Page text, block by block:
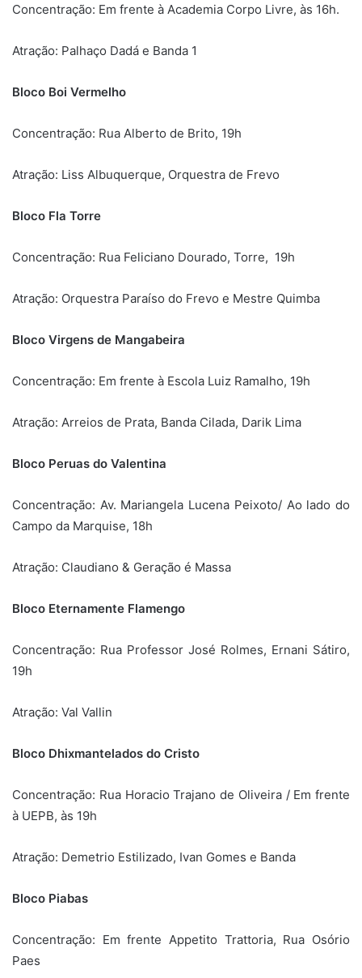
Concentração: Em frente à Academia Corpo Livre, às 16h.
Atração: Palhaço Dadá e Banda 1
Bloco Boi Vermelho
Concentração: Rua Alberto de Brito, 19h
Atração: Liss Albuquerque, Orquestra de Frevo
Bloco Fla Torre
Concentração: Rua Feliciano Dourado, Torre, 19h
Atração: Orquestra Paraíso do Frevo e Mestre Quimba
Bloco Virgens de Mangabeira
Concentração: Em frente à Escola Luiz Ramalho, 19h
Atração: Arreios de Prata, Banda Cilada, Darik Lima
Bloco Peruas do Valentina
Concentração: Av. Mariangela Lucena Peixoto/ Ao lado do
Campo da Marquise, 18h
Atração: Claudiano & Geração é Massa
Bloco Eternamente Flamengo
Concentração: Rua Professor José Rolmes, Ernani Sátiro,
19h
Atração: Val Vallin
Bloco Dhixmantelados do Cristo
Concentração: Rua Horacio Trajano de Oliveira / Em frente
à UEPB, às 19h
Atração: Demetrio Estilizado, Ivan Gomes e Banda
Bloco Piabas
Concentração: Em frente Appetito Trattoria, Rua Osório
Paes